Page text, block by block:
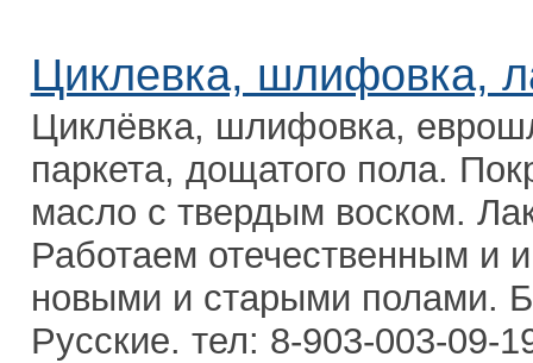
Циклевка, шлифовка,
Циклёвка, шлифовка,
паркета, дощатого пола.
масло c твердым воском.
Работаем отечественным и
новыми и старыми полами.
Русские. тел: 8-903-003-09-